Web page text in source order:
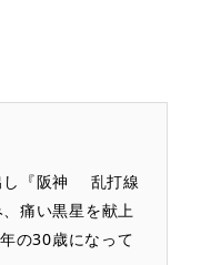
し『阪神 乱打線
痛い黒星を献上
の30歳になって